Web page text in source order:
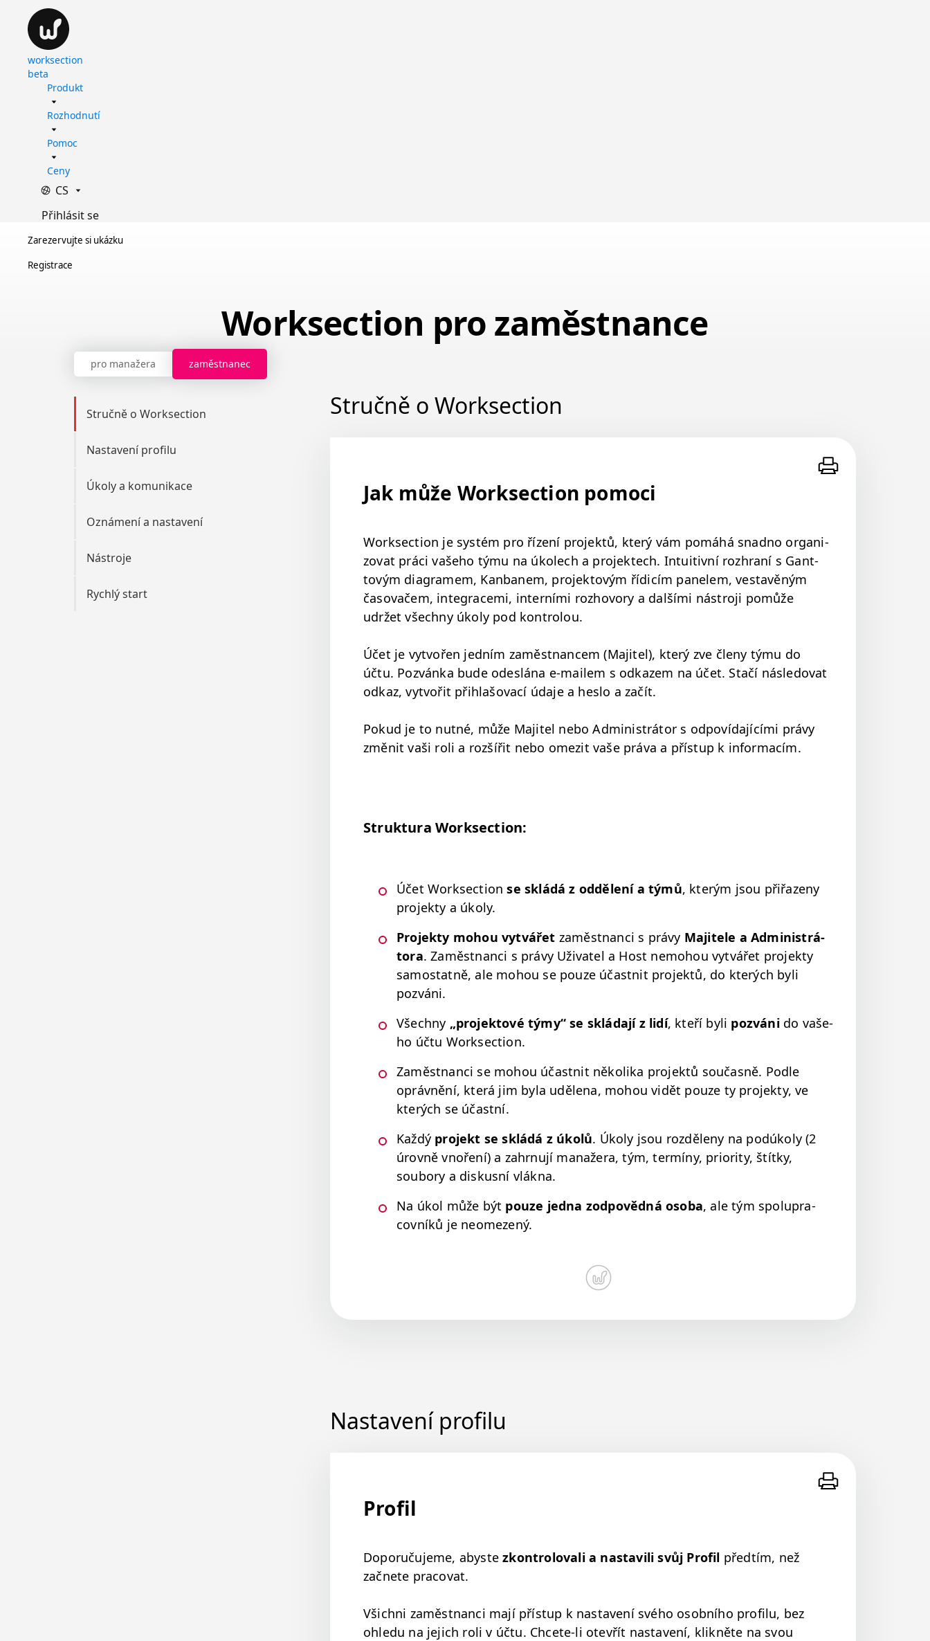
worksection
beta
Produkt
Rozhodnutí
Pomoc
Ceny
CS
Přihlásit se
Zarezervujte si ukázku
Registrace
Worksection pro zaměstnance
pro manažera zaměstnanec
Stručně o Worksection
Nastavení profilu
Úkoly a komunikace
Oznámení a nastavení
Nástroje
Rychlý start
Stručně o Worksection
Jak může Worksection pomoci
Work­sec­tion je sys­tém pro řízení pro­jek­tů, který vám pomáhá snad­no orga­ni­
zo­vat prá­ci vaše­ho týmu na úkolech a pro­jek­tech. Intu­itivní rozhraní s Gant­
tovým dia­gramem, Kan­banem, pro­jek­tovým řídicím pan­elem, ves­tavěným
časo­vačem, inte­grace­mi, interní­mi rozhovory a další­mi nástro­ji pomůže
udržet všech­ny úkoly pod kontrolou.
Účet je vytvořen jed­ním zaměst­nancem (Maji­tel), který zve čle­ny týmu do
účtu. Pozván­ka bude odeslá­na e‑mailem s odkazem na účet. Stačí násle­dovat
odkaz, vytvořit přih­lašo­vací úda­je a hes­lo a začít.
Pokud je to nut­né, může Maji­tel nebo Admin­istrá­tor s odpoví­da­jící­mi právy
změnit vaši roli a rozšířit nebo omez­it vaše prá­va a příst­up k informacím.
Struk­tu­ra Worksection:
Účet Work­sec­tionse skládá z odd­ělení a týmů, kterým jsou přiřazeny
pro­jek­ty a úkoly.
Pro­jek­ty mohou vytvářet zaměst­nan­ci s právy Majitele a Admin­istrá­
to­ra. Zaměst­nan­ci s právy Uži­va­tel a Host nemo­hou vytvářet pro­jek­ty
samostat­ně, ale mohou se pouze účast­nit pro­jek­tů, do kterých byli
pozváni.
Všech­ny „pro­jek­tové týmy“ se sklá­da­jí z lidí, kteří byli pozvánido vaše­
ho účtu Worksection.
Zaměst­nan­ci se mohou účast­nit něko­li­ka pro­jek­tů součas­ně. Podle
oprávnění, která jim byla uděle­na, mohou vidět pouze ty pro­jek­ty, ve
kterých se účastní.
Každý pro­jekt se skládá z úkolů. Úkoly jsou rozděle­ny na podúkoly (2
úrovně vnoření) a zahrnu­jí man­ažera, tým, ter­míny, pri­or­i­ty, štítky,
soubo­ry a diskus­ní vlákna.
Na úkol může být pouze jed­na zod­pověd­ná oso­ba, ale tým spolupra­
cov­níků je neomezený.
Nastavení profilu
Profil
Doporuču­jeme, abystezkon­trolo­vali a nas­tavili svůj Pro­fil předtím, než
začnete pracovat.
Všich­ni zaměst­nan­ci mají příst­up k nas­tavení svého osob­ního pro­filu, bez
ohle­du na jejich roli v účtu. Chcete-li otevřít nas­tavení, klikněte na svou